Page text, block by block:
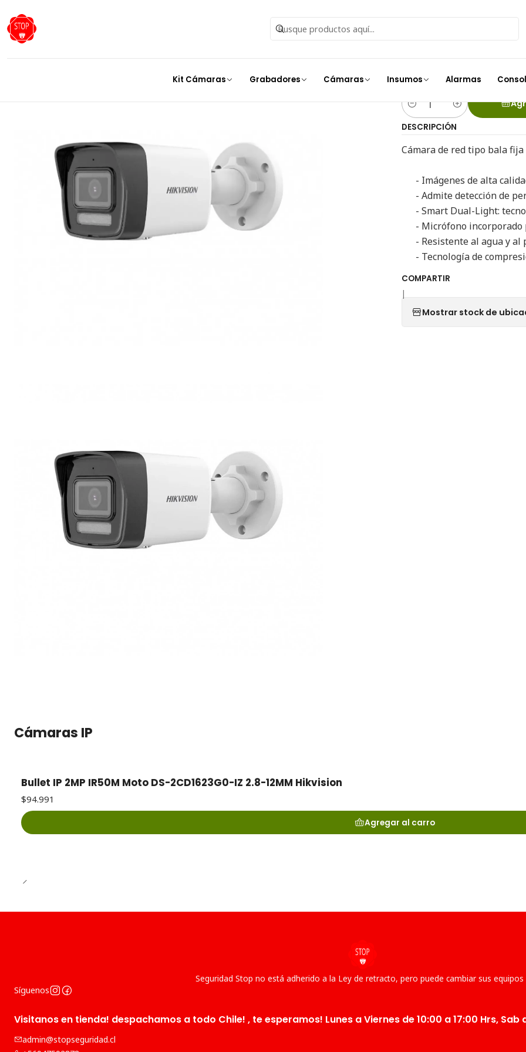
Kit Cámaras Grabadores Cámaras Insumos Alarmas
DS-
Cantidad
DESCRIPCIÓN
Cámara de red tipo bala
- Imágenes de alta
- Admite detección de
- Smart Dual-Light:
- Micrófono incorporado
- Resistente al agua y al
- Tecnología de
COMPARTIR
|
Mostrar stock de
Cámaras IP
Bullet IP 2MP IR50M Moto DS-2CD1623G0-IZ 2.8-12MM Hikvision
$94.991
Agregar al carro
Seguridad Stop no está adherido a la Ley de retracto, pero puede cambiar sus
Síguenos
Visitanos en tienda! despachamos a todo Chile! , te esperamos! Lunes a Viernes de 10:00 a 17:00 Hrs, Sab
admin@stopseguridad.cl